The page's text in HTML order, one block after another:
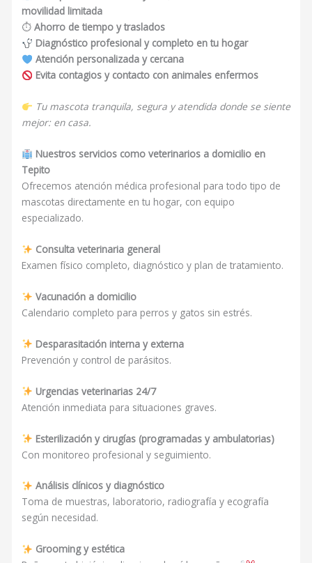
movilidad limitada
⏱Ahorro de tiempo y traslados
Diagnóstico profesional y completo en tu hogar
Atención personalizada y cercana
Evita contagios y contacto con animales enfermos
Tu mascota tranquila, segura y atendida donde se siente
mejor: en casa.
Nuestros servicios como veterinarios a domicilio en
Tepito
Ofrecemos atención médica profesional para todo tipo de
mascotas directamente en tu hogar, con equipo
especializado.
Consulta veterinaria general
Examen físico completo, diagnóstico y plan de tratamiento.
Vacunación a domicilio
Calendario completo para perros y gatos sin estrés.
Desparasitación interna y externa
Prevención y control de parásitos.
Urgencias veterinarias 24/7
Atención inmediata para situaciones graves.
Esterilización y cirugías (programadas y ambulatorias)
Con monitoreo profesional y seguimiento.
Análisis clínicos y diagnóstico
Toma de muestras, laboratorio, radiografía y ecografía
según necesidad.
Grooming y estética